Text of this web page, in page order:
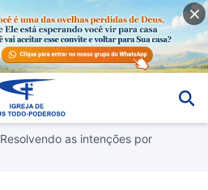
Resolvendo as intenções por